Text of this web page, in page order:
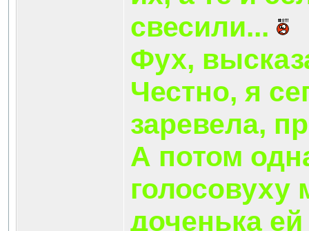
свесили...
Фух,
Честно, я
заревела,
А потом
голосовуху
доченька